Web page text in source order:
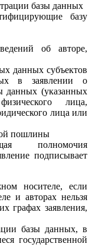
базы данных
базу
об авторе,
данных субъектов
в заявлении о
данных (указанных
лица,
лица или
пошлины
полномочия
подписывает
носителе, если
и авторах нельзя
графах заявления,
базы данных, в
государственной